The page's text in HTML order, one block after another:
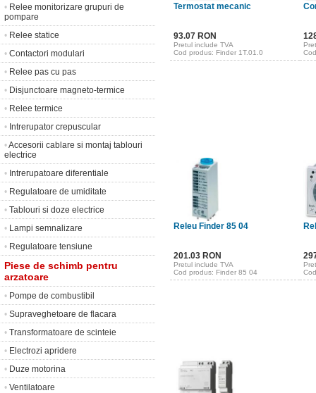
• Relee monitorizare grupuri de
pompare
• Relee statice
• Contactori modulari
• Relee pas cu pas
• Disjunctoare magneto-termice
• Relee termice
• Intrerupator crepuscular
•Accesorii cablare si montaj tablouri
electrice
• Intrerupatoare diferentiale
• Regulatoare de umiditate
• Tablouri si doze electrice
• Lampi semnalizare
• Regulatoare tensiune
Piese de schimb pentru
arzatoare
• Pompe de combustibil
• Supraveghetoare de flacara
• Transformatoare de scinteie
• Electrozi apridere
• Duze motorina
• Ventilatoare
Termostat mecanic
93.07 RON
Pretul include TVA
Cod produs: Finder 1T.01.0
Releu Finder 85 04
201.03 RON
Pretul include TVA
Cod produs: Finder 85 04